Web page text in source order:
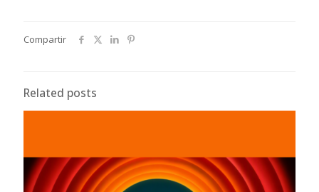
Compartir
Related posts